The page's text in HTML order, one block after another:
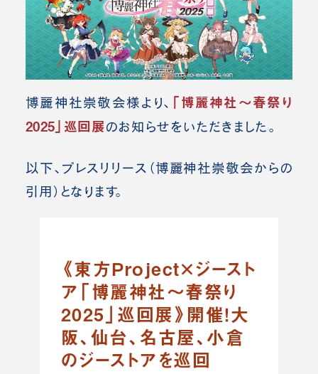
博麗神社崇敬会様より、 「博麗神社～春祭り
2025」巡回展のお知らせをいただきました。
以下、プレスリリース（博麗神社崇敬会からの
引用）となります。
《東方Project×ジースト
ア「博麗神社～春祭り
2025」巡回展》開催！大
阪、仙台、名古屋、小倉
のジーストアを巡回